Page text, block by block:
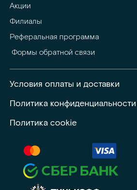
Акции
Филиалы
Реферальная программа
Формы обратной связи
Условия оплаты и доставки
Политика конфиденциальности
Политика cookie